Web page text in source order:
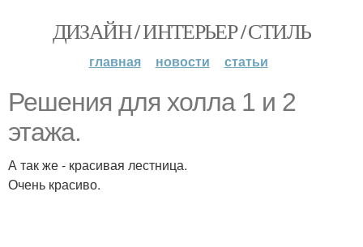
ДИЗАЙН / ИНТЕРЬЕР / СТИЛЬ
главная новости статьи
Решения для холла 1 и 2
этажа.
А так же - красивая лестница.
Очень красиво.